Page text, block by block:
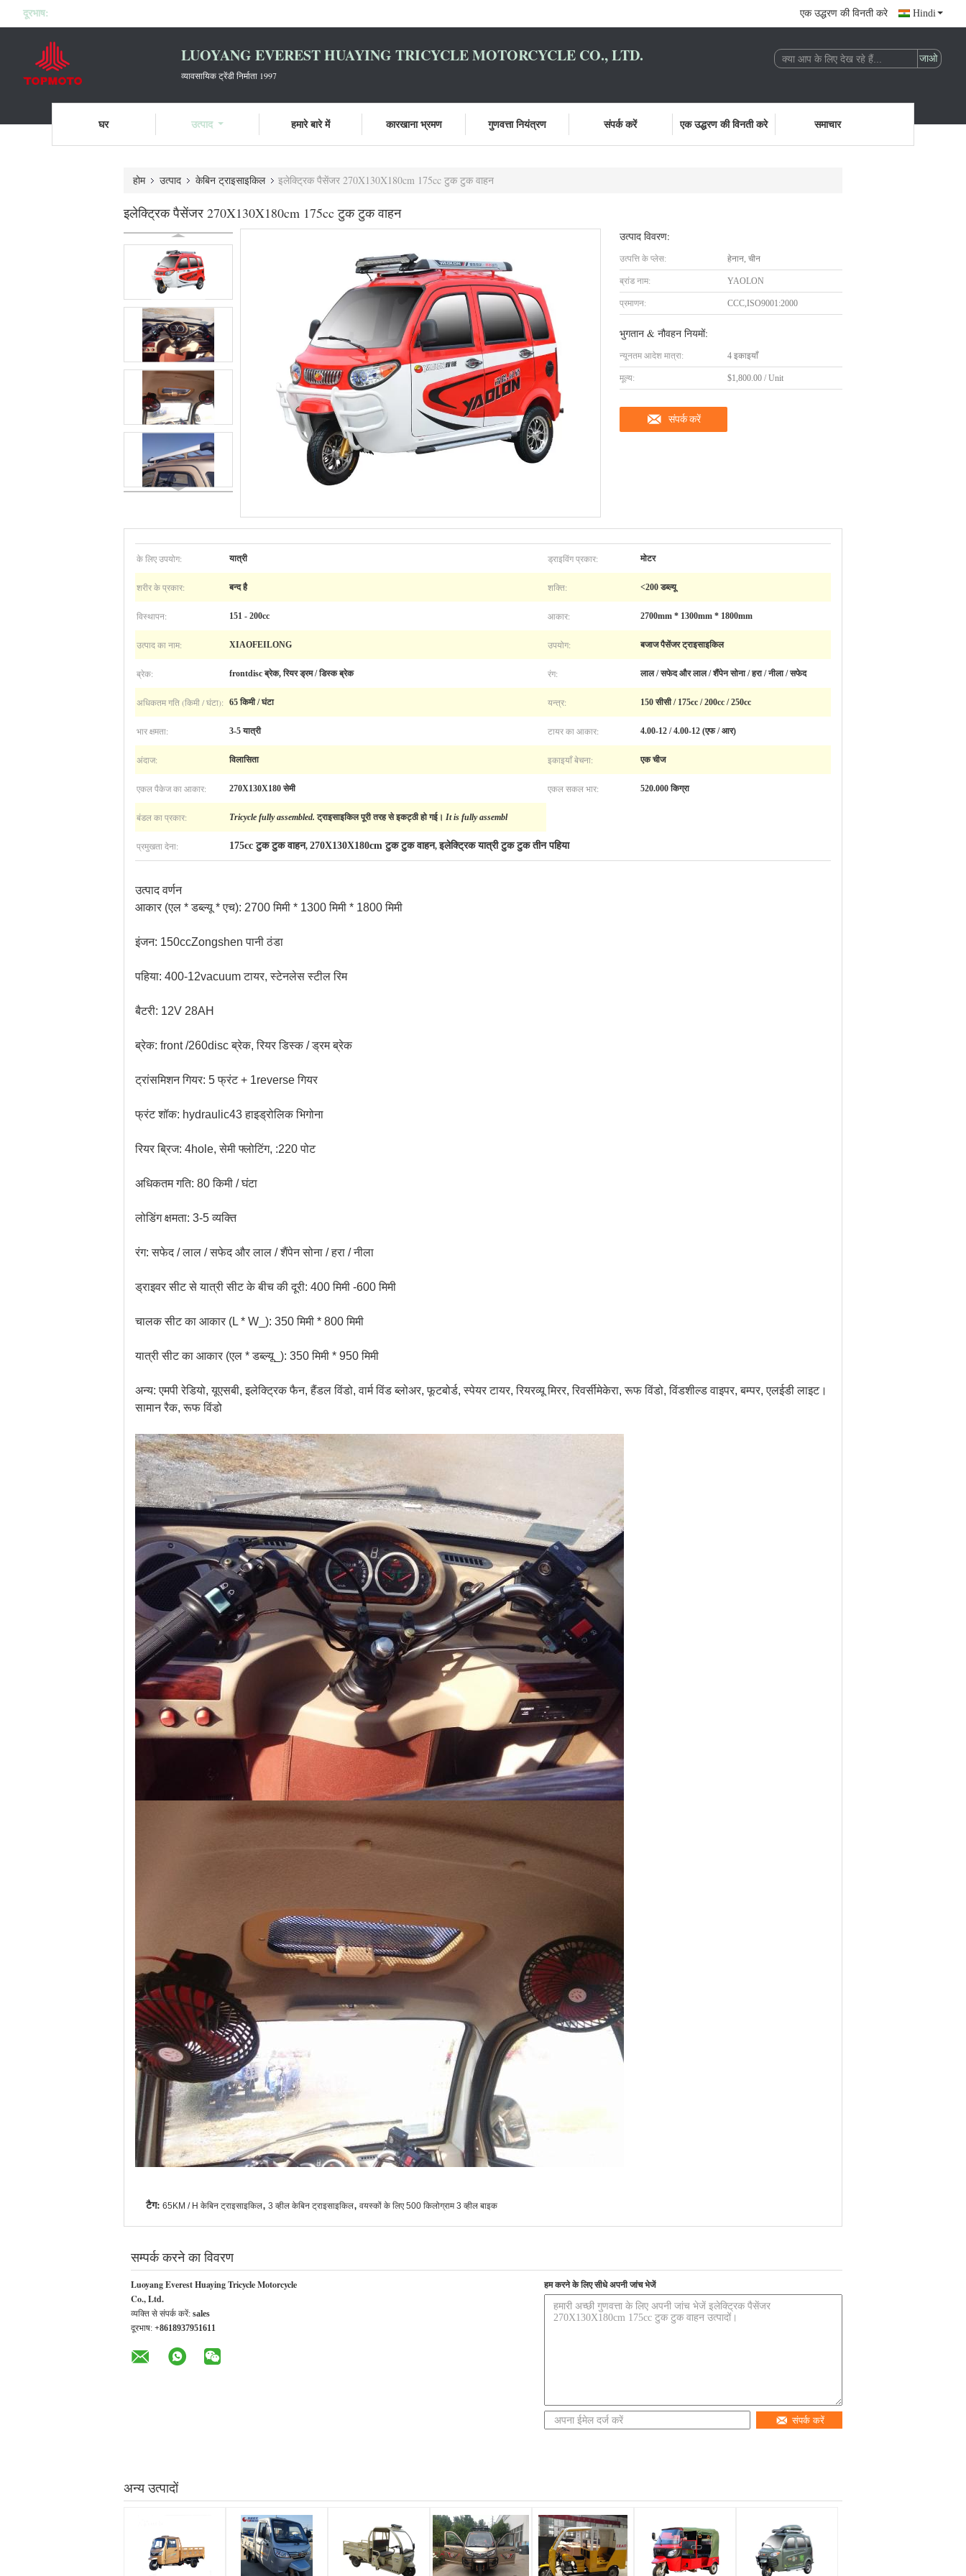
दूरभाष: एक उद्धरण की विनती करे Hindi
LUOYANG EVEREST HUAYING TRICYCLE MOTORCYCLE CO., LTD.
व्यावसायिक ट्रेंडी निर्माता 1997
घर उत्पाद हमारे बारे में कारखाना भ्रमण गुणवत्ता नियंत्रण संपर्क करें एक उद्धरण की विनती करे समाचार
होम उत्पाद केबिन ट्राइसाइकिल इलेक्ट्रिक पैसेंजर 270X130X180cm 175cc टुक टुक वाहन
इलेक्ट्रिक पैसेंजर 270X130X180cm 175cc टुक टुक वाहन
उत्पाद विवरण:
उत्पत्ति के प्लेस: हेनान, चीन
ब्रांड नाम: YAOLON
प्रमाणन: CCC,ISO9001:2000
भुगतान & नौवहन नियमों:
न्यूनतम आदेश मात्रा: 4 इकाइयाँ
मूल्य: $1,800.00 / Unit
संपर्क करें
के लिए उपयोग: यात्री ड्राइविंग प्रकार: मोटर
शरीर के प्रकार: बन्द है शक्ति: <200 डब्ल्यू
विस्थापन: 151 - 200cc आकार: 2700mm * 1300mm * 1800mm
उत्पाद का नाम: XIAOFEILONG उपयोग: बजाज पैसेंजर ट्राइसाइकिल
ब्रेक: frontdisc ब्रेक, रियर ड्रम / डिस्क ब्रेक रंग: लाल / सफेद और लाल / शैंपेन सोना / हरा / नीला / सफेद
अधिकतम गति (किमी / घंटा): 65 किमी / घंटा यन्त्र: 150 सीसी / 175cc / 200cc / 250cc
भार क्षमता: 3-5 यात्री टायर का आकार: 4.00-12 / 4.00-12 (एफ / आर)
अंदाज: विलासिता इकाइयाँ बेचना: एक चीज
एकल पैकेज का आकार: 270X130X180 सेमी एकल सकल भार: 520.000 किग्रा
बंडल का प्रकार: Tricycle fully assembled. ट्राइसाइकिल पूरी तरह से इकट्ठी हो गई। It is fully assembl
प्रमुखता देना: 175cc टुक टुक वाहन, 270X130X180cm टुक टुक वाहन,इलेक्ट्रिक यात्री टुक टुक तीन पहिया
उत्पाद वर्णन
आकार (एल * डब्ल्यू * एच): 2700 मिमी * 1300 मिमी * 1800 मिमी
इंजन: 150ccZongshen पानी ठंडा
पहिया: 400-12vacuum टायर, स्टेनलेस स्टील रिम
बैटरी: 12V 28AH
ब्रेक: front /260disc ब्रेक, रियर डिस्क / ड्रम ब्रेक
ट्रांसमिशन गियर: 5 फ्रंट + 1reverse गियर
फ्रंट शॉक: hydraulic43 हाइड्रोलिक भिगोना
रियर ब्रिज: 4hole, सेमी फ्लोटिंग, :220 पोट
अधिकतम गति: 80 किमी / घंटा
लोडिंग क्षमता: 3-5 व्यक्ति
रंग: सफेद / लाल / सफेद और लाल / शैंपेन सोना / हरा / नीला
ड्राइवर सीट से यात्री सीट के बीच की दूरी: 400 मिमी -600 मिमी
चालक सीट का आकार (L * W_): 350 मिमी * 800 मिमी
यात्री सीट का आकार (एल * डब्ल्यू_): 350 मिमी * 950 मिमी
अन्य: एमपी रेडियो, यूएसबी, इलेक्ट्रिक फैन, हैंडल विंडो, वार्म विंड ब्लोअर, फूटबोर्ड, स्पेयर टायर, रियरव्यू मिरर, रिवर्सीमेकेरा, रूफ विंडो, विंडशील्ड वाइपर, बम्पर, एलईडी लाइट।
सामान रैक, रूफ विंडो
टैग: 65KM / H केबिन ट्राइसाइकिल, 3 व्हील केबिन ट्राइसाइकिल, वयस्कों के लिए 500 किलोग्राम 3 व्हील बाइक
सम्पर्क करने का विवरण
Luoyang Everest Huaying Tricycle Motorcycle
Co., Ltd.
व्यक्ति से संपर्क करें: sales
दूरभाष: +8618937951611
हम करने के लिए सीधे अपनी जांच भेजें
संपर्क करें
अन्य उत्पादों